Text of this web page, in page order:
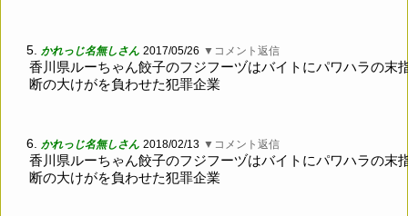
5. かれっじ名無しさん 2017/05/26 ▼コメント返信
香川県ルーちゃん餃子のフジフーヅはバイトにパワハラの末
断の大けがを負わせた犯罪企業
6. かれっじ名無しさん 2018/02/13 ▼コメント返信
香川県ルーちゃん餃子のフジフーヅはバイトにパワハラの末
断の大けがを負わせた犯罪企業